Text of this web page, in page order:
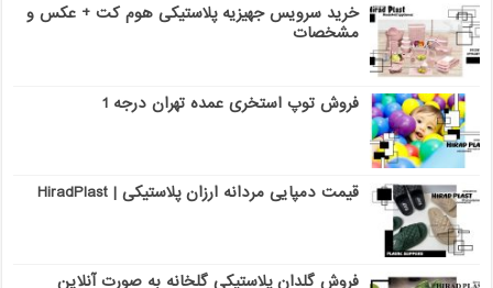
خرید سرویس جهیزیه پلاستیکی هوم کت + عکس و
مشخصات
فروش توپ استخری عمده تهران درجه 1
قیمت دمپایی مردانه ارزان پلاستیکی | HiradPlast
فروش گلدان پلاستیکی گلخانه به صورت آنلاین